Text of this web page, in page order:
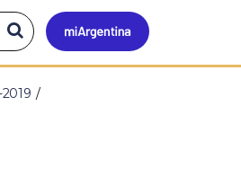
Mi
Buscar
en
el
sitio